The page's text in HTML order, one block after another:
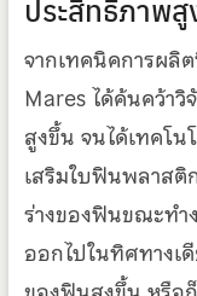
ประสิทธิภาพสู
จากเทคนิคการผลิ
Mares ได้ค้นคว้า
สูงขึ้น จนได้เทคโน
เสริมใบฟินพลาสติ
ร่างของฟินขณะทำ
ออกไปในทิศทางเ